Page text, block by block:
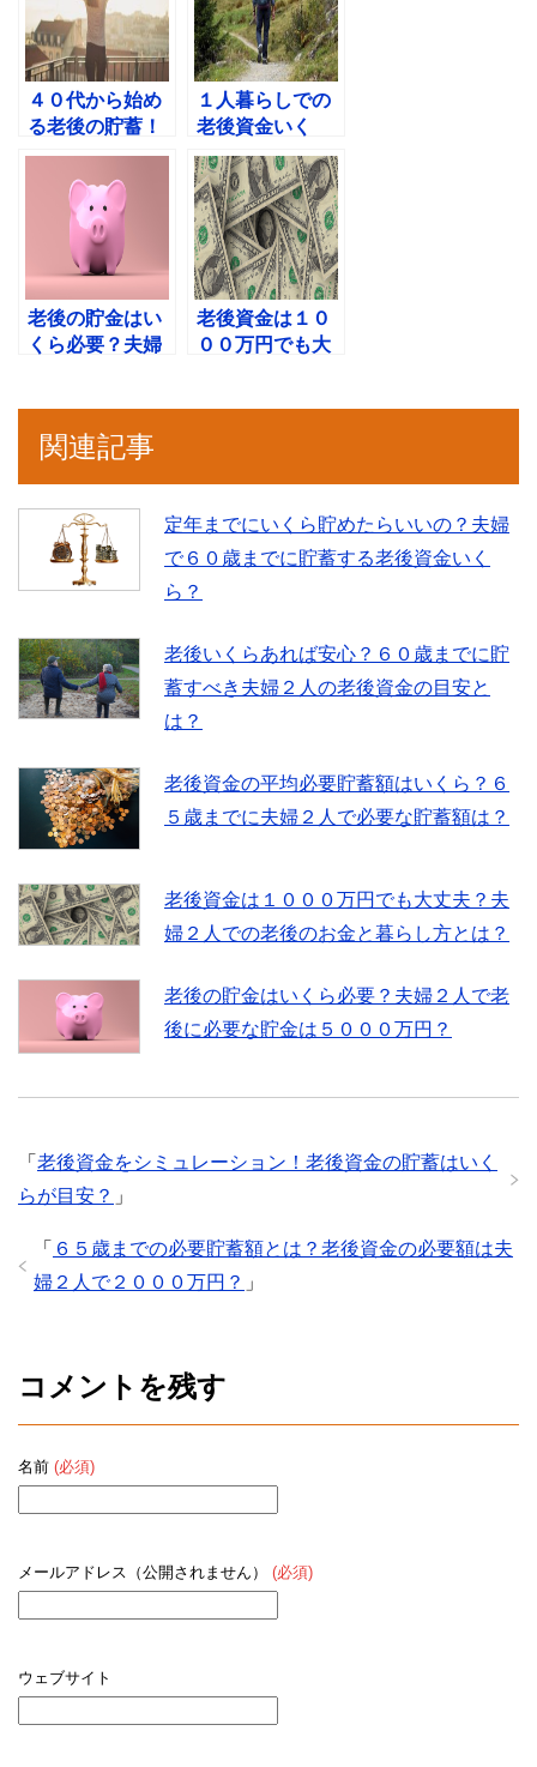
４０代から始め
る老後の貯蓄！
４０代の老後資
金の貯蓄方法と
１人暮らしでの
老後資金いく
ら？独身男性の
老後資金必要額
は３０００万
円？
老後の貯金はい
くら必要？夫婦
老後資金は１０
００万円でも大
関連記事
定年までにいくら貯めたらいいの？夫婦
で６０歳までに貯蓄する老後資金いく
ら？
老後いくらあれば安心？６０歳までに貯
蓄すべき夫婦２人の老後資金の目安と
は？
老後資金の平均必要貯蓄額はいくら？６
５歳までに夫婦２人で必要な貯蓄額は？
老後資金は１０００万円でも大丈夫？夫
婦２人での老後のお金と暮らし方とは？
老後の貯金はいくら必要？夫婦２人で老
後に必要な貯金は５０００万円？
「 老後資金をシミュレーション！老後資金の貯蓄はいく
らが目安？ 」
「 ６５歳までの必要貯蓄額とは？老後資金の必要額は夫
婦２人で２０００万円？ 」
コメントを残す
名前 (必須)
メールアドレス（公開されません） (必須)
ウェブサイト